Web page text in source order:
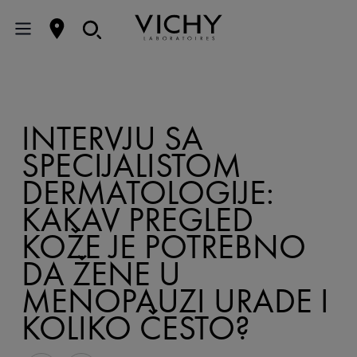
INTERVJU SA
SPECIJALISTOM
DERMATOLOGIJE:
KAKAV PREGLED
KOŽE JE POTREBNO
DA ŽENE U
MENOPAUZI URADE I
KOLIKO ČESTO?